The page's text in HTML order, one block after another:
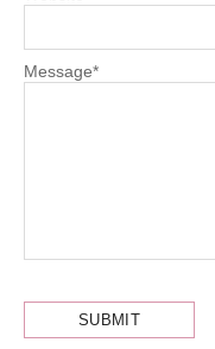
Message*